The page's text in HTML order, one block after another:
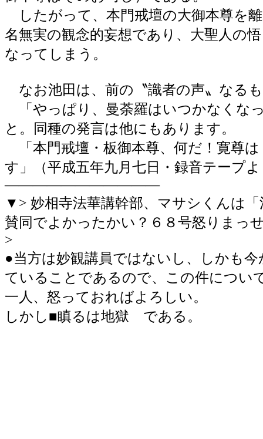
したがって、本門戒壇の大御本尊を
名無実の観念的妄想であり、大聖人の
なってしまう。
なお池田は、前の〝識者の声〟なる
「やっぱり、曼荼羅はいつかなくな
と。同種の発言は他にもあります。
「本門戒壇・板御本尊、何だ！寛尊
す」（平成五年九月七日・録音テープ
―――――――――――
▼> 妙相寺法華講幹部、マサシくんは
賛同でよかったかい？６８号怒りまっ
>
●当方は妙観講員ではないし、しかも
ていることであるので、この件につい
一人、怒っておればよろしい。
しかし■瞋るは地獄 である。